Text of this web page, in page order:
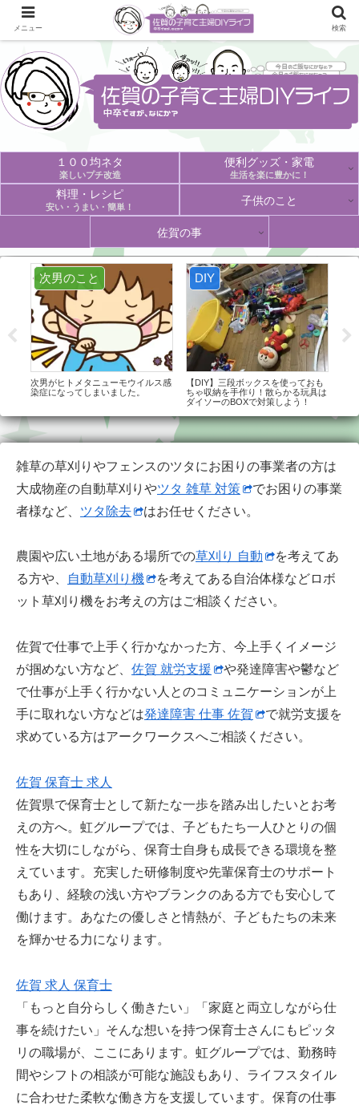
１００均ネタ
楽しいプチ改造
便利グッズ・家電
生活を楽に豊かに！
料理・レシピ
安い・うまい・簡単！ 子供のこと
佐賀の事
次男のこと
次男がヒトメタニューモウイルス感
染症になってしまいました。
DIY
【DIY】三段ボックスを使っておも
ちゃ収納を手作り！散らかる玩具は
ダイソーのBOXで対策しよう！
雑草の草刈りやフェンスのツタにお困りの事業者の方は
大成物産の自動草刈りやツタ 雑草 対策
でお困りの事業
者様など、 ツタ除去 はお任せください。
農園や広い土地がある場所での草刈り 自動
を考えてあ
る方や、
自動草刈り機
を考えてある自治体様などロボ
ット草刈り機をお考えの方はご相談ください。
佐賀で仕事で上手く行かなかった方、今上手くイメージ
が掴めない方など、 佐賀 就労支援
や発達障害や鬱など
で仕事が上手く行かない人とのコミュニケーションが上
手に取れない方などは発達障害 仕事 佐賀
で就労支援を
求めている方はアークワークスへご相談ください。
佐賀 保育士 求人
佐賀県で保育士として新たな一歩を踏み出したいとお考
えの方へ。虹グループでは、子どもたち一人ひとりの個
性を大切にしながら、保育士自身も成長できる環境を整
えています。充実した研修制度や先輩保育士のサポート
もあり、経験の浅い方やブランクのある方でも安心して
働けます。あなたの優しさと情熱が、子どもたちの未来
を輝かせる力になります。
佐賀 求人 保育士
「もっと自分らしく働きたい」「家庭と両立しながら仕
事を続けたい」そんな想いを持つ保育士さんにもピッタ
リの職場が、ここにあります。虹グループでは、勤務時
間やシフトの相談が可能な施設もあり、ライフスタイル
に合わせた柔軟な働き方を支援しています。保育の仕事
メニュー 検索